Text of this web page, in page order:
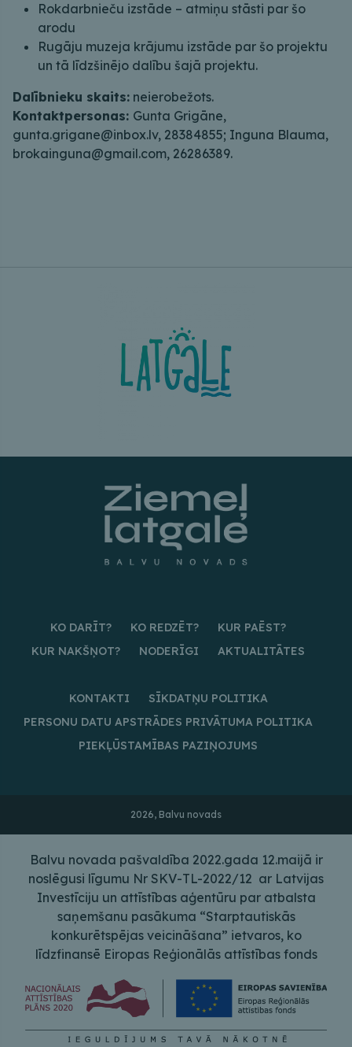
Rokdarbnieču izstāde – atmiņu stāsti par šo
arodu
Rugāju muzeja krājumu izstāde par šo projektu
un tā līdzšinējo dalību šajā projektu.
Dalībnieku skaits: neierobežots.
Kontaktpersonas: Gunta Grigāne,
gunta.grigane@inbox.lv, 28384855; Inguna Blauma,
brokainguna@gmail.com, 26286389.
KO DARĪT? KO REDZĒT?
KUR PAĒST?
KUR NAKŠŅOT?
NODERĪGI AKTUALITĀTES
KONTAKTI
SĪKDATŅU POLITIKA
PERSONU DATU APSTRĀDES PRIVĀTUMA POLITIKA
PIEKĻŪSTAMĪBAS PAZIŅOJUMS
2026, Balvu novads
Balvu novada pašvaldība 2022.gada 12.maijā ir
noslēgusi līgumu Nr SKV-TL-2022/12 ar Latvijas
Investīciju un attīstības aģentūru par atbalsta
saņemšanu pasākuma “Starptautiskās
konkurētspējas veicināšana” ietvaros, ko
līdzfinansē Eiropas Reģionālās attīstības fonds